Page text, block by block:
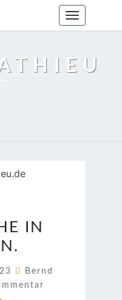
Toggle
navigation
IN
Bernd